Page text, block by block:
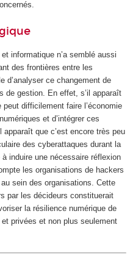
informatique n’a semblé aussi
des frontières entre les
d’analyser ce changement de
de gestion. En effet, s’il apparaît
peut difficilement faire l’économie
et d’intégrer ces
que c’est encore très peu
des cyberattaques durant la
induire une nécessaire réflexion
les organisations de hackers
sein des organisations. Cette
par les décideurs constituerait
la résilience numérique de
et privées et non plus seulement